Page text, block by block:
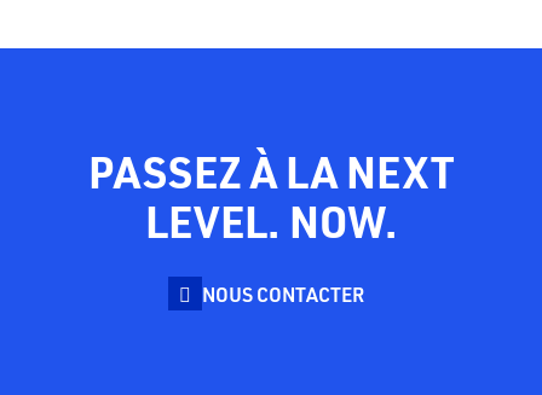
PASSEZ À LA NEXT
LEVEL. NOW.
NOUS CONTACTER